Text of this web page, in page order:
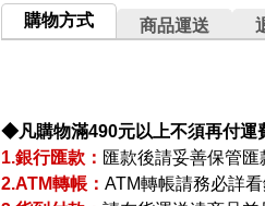
購物方式 商品運送
◆凡購物滿490元以上不須再付運
1.銀行匯款： 匯款後請妥善保管匯
2.ATM轉帳： ATM轉帳請務必詳